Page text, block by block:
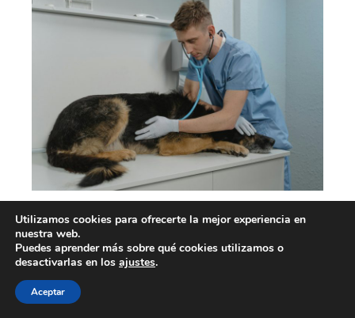
Señales de una dieta inadecuada
¿Cómo saber si la alimentación de tu mascota no está
cumpliendo con sus necesidades? Uno de los primeros
signos de que la relación entre la alimentación y la salud del
pelaje en perros y gatos es inadecuada es un cambio en la
Utilizamos cookies para ofrecerte la mejor experiencia en
nuestra web.
Puedes aprender más sobre qué cookies utilizamos o
desactivarlas en los ajustes.
Aceptar